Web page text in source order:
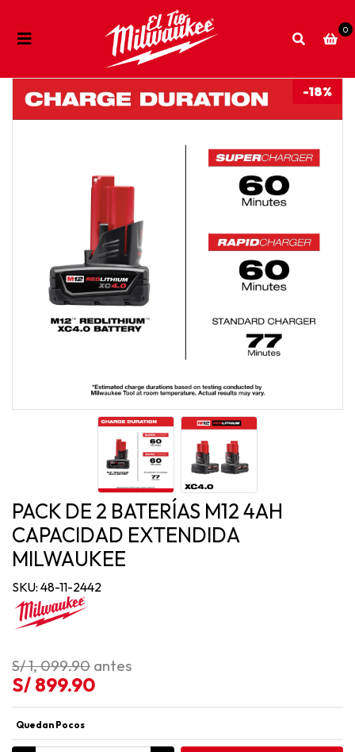
0
-18%
PACK DE 2 BATERÍAS M12 4AH
CAPACIDAD EXTENDIDA
MILWAUKEE
SKU: 48-11-2442
S/ 1, 099.90 antes
S/ 899.90
Quedan Pocos